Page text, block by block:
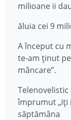
milioane ii
ăluia cei 9
A început cu
te-am ținut
mâncare”.
împrumut „iți
săptămâna